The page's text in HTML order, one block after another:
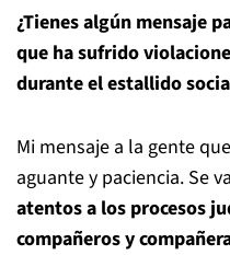
¿Tienes algún mensaje
que ha sufrido
durante el estallido
Mi mensaje a la gente
aguante y paciencia. Se
atentos a los procesos
compañeros y